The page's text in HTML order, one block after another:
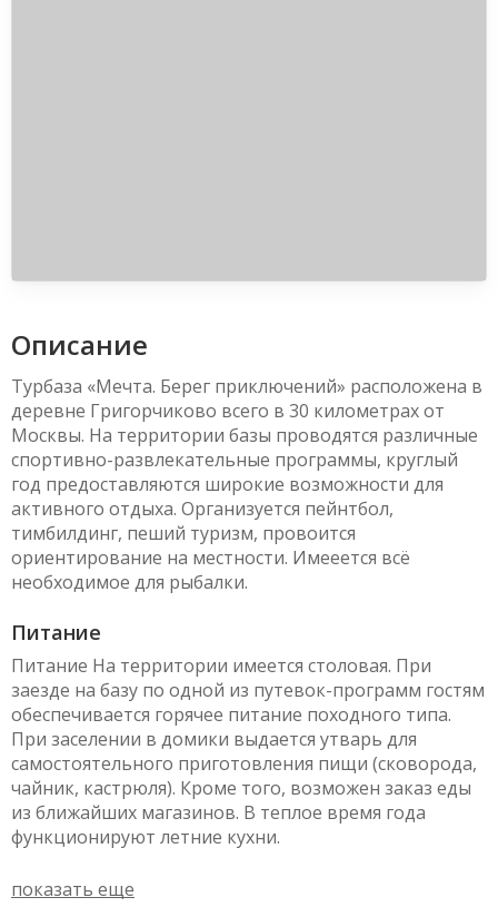
Описание
Турбаза «Мечта. Берег приключений» расположена в
деревне Григорчиково всего в 30 километрах от
Москвы. На территории базы проводятся различные
спортивно-развлекательные программы, круглый
год предоставляются широкие возможности для
активного отдыха. Организуется пейнтбол,
тимбилдинг, пеший туризм, провоится
ориентирование на местности. Имееется всё
необходимое для рыбалки.
Питание
Питание На территории имеется столовая. При
заезде на базу по одной из путевок-программ гостям
обеспечивается горячее питание походного типа.
При заселении в домики выдается утварь для
самостоятельного приготовления пищи (сковорода,
чайник, кастрюля). Кроме того, возможен заказ еды
из ближайших магазинов. В теплое время года
функционируют летние кухни.
показать еще